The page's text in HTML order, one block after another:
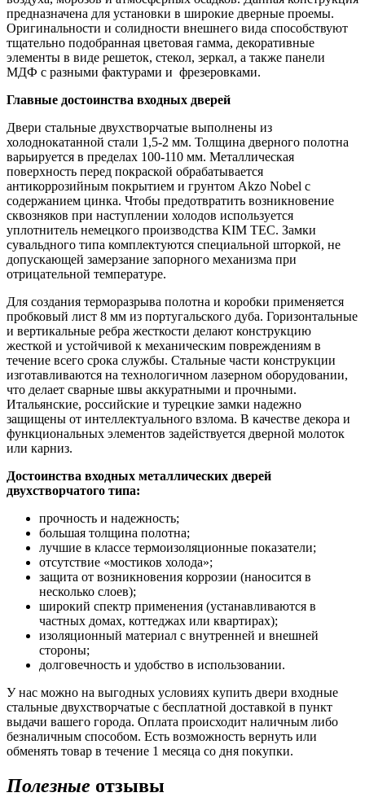
предназначена для установки в широкие дверные проемы.
Оригинальности и солидности внешнего вида способствуют
тщательно подобранная цветовая гамма, декоративные
элементы в виде решеток, стекол, зеркал, а также панели
МДФ с разными фактурами и фрезеровками.
Главные достоинства входных дверей
Двери стальные двухстворчатые выполнены из
холоднокатанной стали 1,5-2 мм. Толщина дверного полотна
варьируется в пределах 100-110 мм. Металлическая
поверхность перед покраской обрабатывается
антикоррозийным покрытием и грунтом Akzo Nobel с
содержанием цинка. Чтобы предотвратить возникновение
сквозняков при наступлении холодов используется
уплотнитель немецкого производства KIM TEC. Замки
сувальдного типа комплектуются специальной шторкой, не
допускающей замерзание запорного механизма при
отрицательной температуре.
Для создания терморазрыва полотна и коробки применяется
пробковый лист 8 мм из португальского дуба. Горизонтальные
и вертикальные ребра жесткости делают конструкцию
жесткой и устойчивой к механическим повреждениям в
течение всего срока службы. Стальные части конструкции
изготавливаются на технологичном лазерном оборудовании,
что делает сварные швы аккуратными и прочными.
Итальянские, российские и турецкие замки надежно
защищены от интеллектуального взлома. В качестве декора и
функциональных элементов задействуется дверной молоток
или карниз.
Достоинства входных металлических дверей
двухстворчатого типа:
прочность и надежность;
большая толщина полотна;
лучшие в классе термоизоляционные показатели;
отсутствие «мостиков холода»;
защита от возникновения коррозии (наносится в
несколько слоев);
широкий спектр применения (устанавливаются в
частных домах, коттеджах или квартирах);
изоляционный материал с внутренней и внешней
стороны;
долговечность и удобство в использовании.
У нас можно на выгодных условиях купить двери входные
стальные двухстворчатые с бесплатной доставкой в пункт
выдачи вашего города. Оплата происходит наличным либо
безналичным способом. Есть возможность вернуть или
обменять товар в течение 1 месяца со дня покупки.
Полезные отзывы